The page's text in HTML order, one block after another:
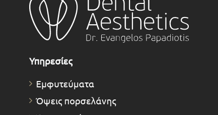
Υπηρεσίες
Εμφυτεύματα
Όψεις πορσελάνης